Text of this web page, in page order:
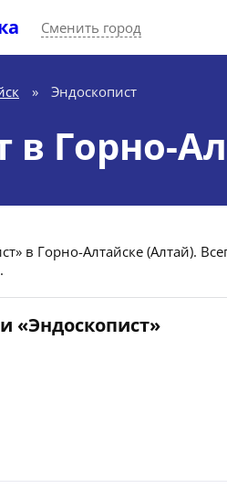
Сменить город
» Эндоскопист
в Горно-
в Горно-Алтайске (Алтай).
«Эндоскопист»